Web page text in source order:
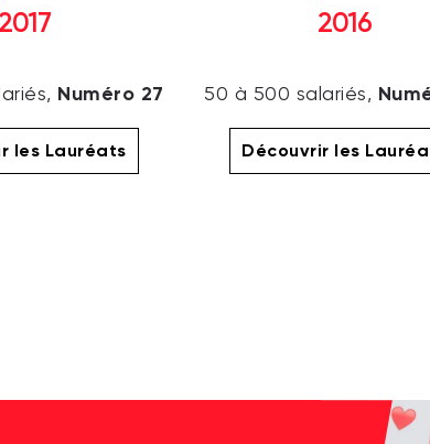
2017
Numéro 27
les Lauréats
2016
50 à 500 salariés,
Découvrir les